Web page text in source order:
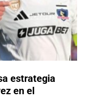
estrategia
en el